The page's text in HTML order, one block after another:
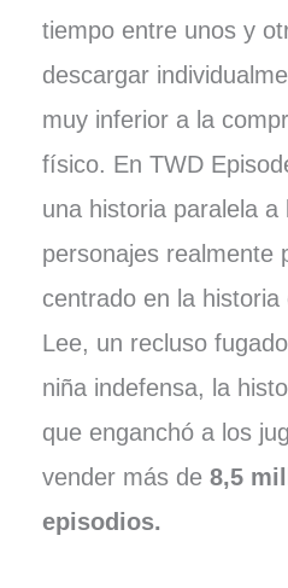
tiempo entre unos y
descargar
muy inferior a la
físico. En TWD
una historia paralela a
personajes realmente
centrado en la
Lee, un recluso
niña indefensa, la
que enganchó a los
vender más de8,5
episodios.